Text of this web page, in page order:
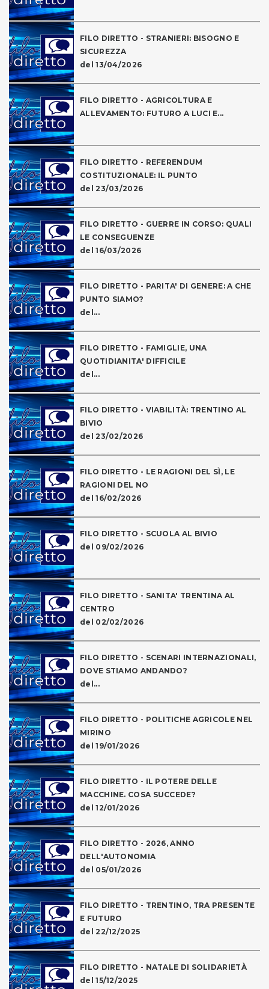
FILO DIRETTO - STRANIERI: BISOGNO E
SICUREZZA
del 13/04/2026
FILO DIRETTO - AGRICOLTURA E
ALLEVAMENTO: FUTURO A LUCI E...
FILO DIRETTO - REFERENDUM
COSTITUZIONALE: IL PUNTO
del 23/03/2026
FILO DIRETTO - GUERRE IN CORSO: QUALI
LE CONSEGUENZE
del 16/03/2026
FILO DIRETTO - PARITA' DI GENERE: A CHE
PUNTO SIAMO?
del...
FILO DIRETTO - FAMIGLIE, UNA
QUOTIDIANITA' DIFFICILE
del...
FILO DIRETTO - VIABILITÀ: TRENTINO AL
BIVIO
del 23/02/2026
FILO DIRETTO - LE RAGIONI DEL SÌ, LE
RAGIONI DEL NO
del 16/02/2026
FILO DIRETTO - SCUOLA AL BIVIO
del 09/02/2026
FILO DIRETTO - SANITA' TRENTINA AL
CENTRO
del 02/02/2026
FILO DIRETTO - SCENARI INTERNAZIONALI,
DOVE STIAMO ANDANDO?
del...
FILO DIRETTO - POLITICHE AGRICOLE NEL
MIRINO
del 19/01/2026
FILO DIRETTO - IL POTERE DELLE
MACCHINE. COSA SUCCEDE?
del 12/01/2026
FILO DIRETTO - 2026, ANNO
DELL'AUTONOMIA
del 05/01/2026
FILO DIRETTO - TRENTINO, TRA PRESENTE
E FUTURO
del 22/12/2025
FILO DIRETTO - NATALE DI SOLIDARIETÀ
del 15/12/2025